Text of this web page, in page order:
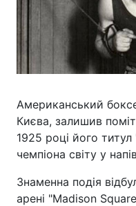
Американський
Києва, залишив
1925 році його
чемпіона світу у
Знаменна подія
арені "Madison